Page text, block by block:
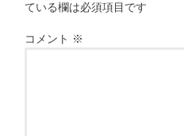
ている欄は必須項目です
コメント ※